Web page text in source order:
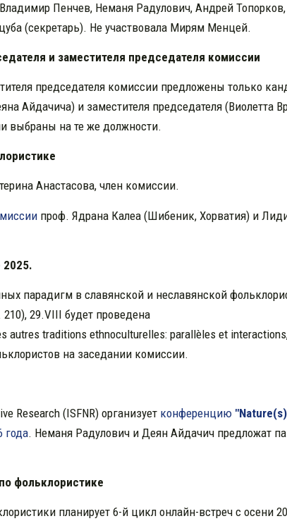
Пенчев, Неманя Радулович, Андрей
(секретарь). Не участвовалa Мирям Менцей.
и заместителя председателя комиссии
председателя комиссии предложены только
Айдачича) и заместителя председателя (Виолетта
выбраны на те же должности.
Анастасова, член комиссии.
проф. Ядрана Калеа (Шибеник, Хорватия) и
2025.
парадигм в славянской и неславянской
29.VIII будет проведена
autres traditions ethnoculturelles: parallèles et
на заседании комиссии.
Research (ISFNR) организует конференцию
года. Неманя Радулович и Деян Айдачич предложат
фольклористике
планирует 6-й цикл онлайн-встреч с осени